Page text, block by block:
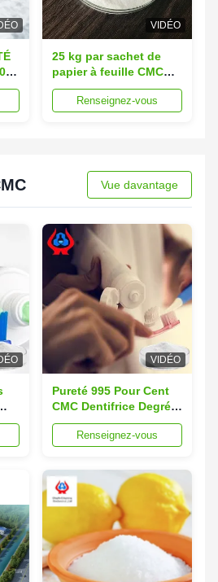
VIDÉO
25 kg par sachet de
papier à feuille CMC
revêtement agent
auxiliaire chimique de
Renseignez-vous
Vue davantage
VIDÉO
Pureté 995 Pour Cent
CMC Dentifrice Degré
de Substitution 08
Entièrement Soluble
pour la Production de
Dentifrice et de Soins
Bucco-dentaires
Renseignez-vous